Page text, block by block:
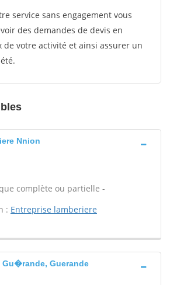
service sans engagement vous
des demandes de devis en
de votre activité et ainsi assurer un
Nnion
complète ou partielle -
: Entreprise lamberiere
Gu�rande, Guerande